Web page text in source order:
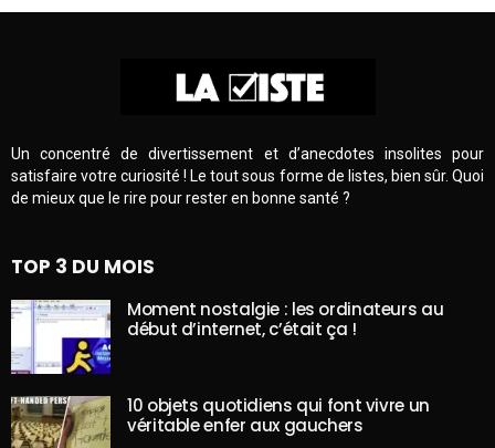
Un concentré de divertissement et d’anecdotes insolites pour
satisfaire votre curiosité ! Le tout sous forme de listes, bien sûr. Quoi
de mieux que le rire pour rester en bonne santé ?
TOP 3 DU MOIS
Moment nostalgie : les ordinateurs au
début d’internet, c’était ça !
10 objets quotidiens qui font vivre un
véritable enfer aux gauchers